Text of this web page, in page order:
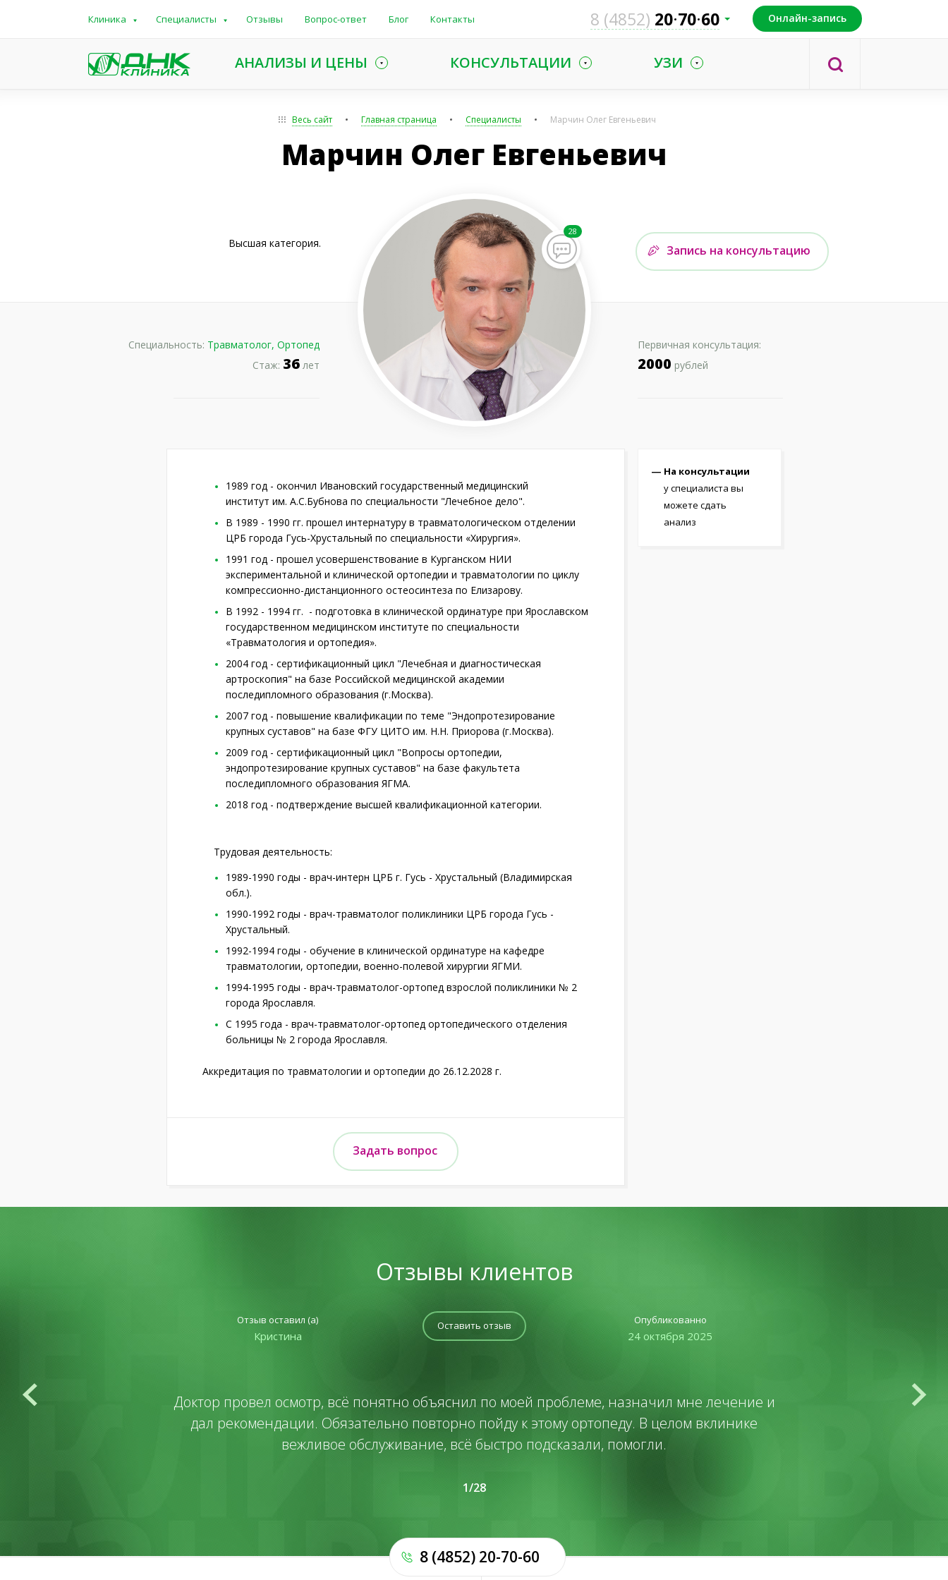
Клиника Специалисты Отзывы Вопрос-ответ Блог Контакты Онлайн-запись
8 (4852) 20 70 60
АНАЛИЗЫ И ЦЕНЫ КОНСУЛЬТАЦИИ УЗИ
Весь сайт Главная страница Специалисты Марчин Олег Евгеньевич
Марчин Олег Евгеньевич
28
Высшая категория. Запись на консультацию
Специальность: Травматолог, Ортопед
Стаж: 36лет
Первичная консультация:
2000 рублей
1989 год - окончил Ивановский государственный медицинский
институт им. А.С.Бубнова по специальности "Лечебное дело".
В 1989 - 1990 гг. прошел интернатуру в травматологическом отделении
ЦРБ города Гусь-Хрустальный по специальности «Хирургия».
1991 год - прошел усовершенствование в Курганском НИИ
экспериментальной и клинической ортопедии и травматологии по циклу
компрессионно-дистанционного остеосинтеза по Елизарову.
В 1992 - 1994 гг. - подготовка в клинической ординатуре при Ярославском
государственном медицинском институте по специальности
«Травматология и ортопедия».
2004 год - сертификационный цикл "Лечебная и диагностическая
артроскопия" на базе Российской медицинской академии
последипломного образования (г.Москва).
2007 год - повышение квалификации по теме "Эндопротезирование
крупных суставов" на базе ФГУ ЦИТО им. Н.Н. Приорова (г.Москва).
2009 год - сертификационный цикл "Вопросы ортопедии,
эндопротезирование крупных суставов" на базе факультета
последипломного образования ЯГМА.
2018 год - подтверждение высшей квалификационной категории.
Трудовая деятельность:
1989-1990 годы - врач-интерн ЦРБ г. Гусь - Хрустальный (Владимирская
обл.).
1990-1992 годы - врач-травматолог поликлиники ЦРБ города Гусь -
Хрустальный.
1992-1994 годы - обучение в клинической ординатуре на кафедре
травматологии, ортопедии, военно-полевой хирургии ЯГМИ.
1994-1995 годы - врач-травматолог-ортопед взрослой поликлиники № 2
города Ярославля.
С 1995 года - врач-травматолог-ортопед ортопедического отделения
больницы № 2 города Ярославля.
Аккредитация по травматологии и ортопедии до 26.12.2028 г.
Задать вопрос
На консультации
у специалиста вы
можете сдать
анализ
Отзывы клиентов
Отзыв оставил (а)
Кристина
Оставить отзыв Опубликованно
24 октября 2025
Доктор провел осмотр, всё понятно объяснил по моей проблеме, назначил мне лечение и
дал рекомендации. Обязательно повторно пойду к этому ортопеду. В целом вклинике
вежливое обслуживание, всё быстро подсказали, помогли.
Пациент
Прием прошел
пальпирование. Далее
профессиональный
1/28
8 (4852) 20-70-60